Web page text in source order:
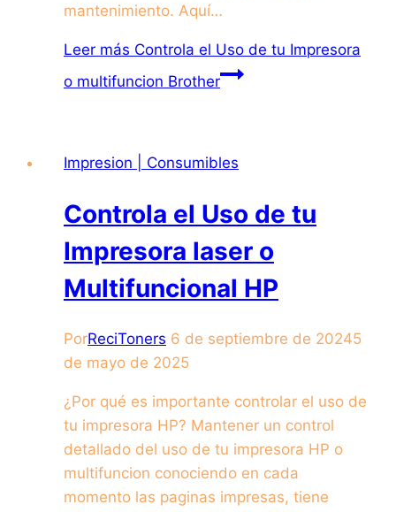
mantenimiento. Aquí…
Leer más Controla el Uso de tu Impresora
o multifuncion Brother
Impresion | Consumibles
Controla el Uso de tu
Impresora laser o
Multifuncional HP
PorReciToners 6 de septiembre de 20245
de mayo de 2025
¿Por qué es importante controlar el uso de
tu impresora HP? Mantener un control
detallado del uso de tu impresora HP o
multifuncion conociendo en cada
momento las paginas impresas, tiene